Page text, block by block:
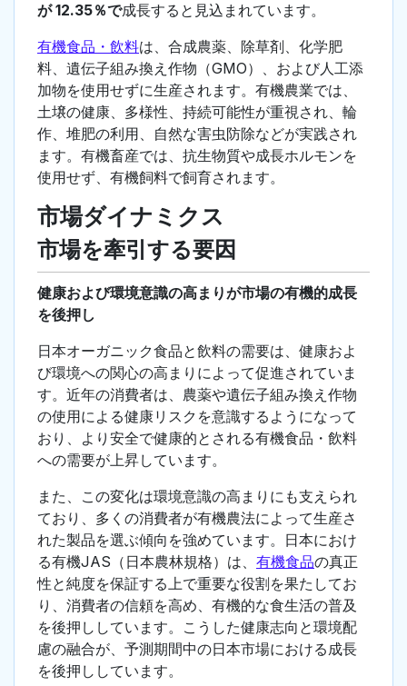
が 12.35％で成長すると見込まれています。
有機食品・飲料は、合成農薬、除草剤、化学肥
料、遺伝子組み換え作物（GMO）、および人工添
加物を使用せずに生産されます。有機農業では、
土壌の健康、多様性、持続可能性が重視され、輪
作、堆肥の利用、自然な害虫防除などが実践され
ます。有機畜産では、抗生物質や成長ホルモンを
使用せず、有機飼料で飼育されます。
市場ダイナミクス
市場を牽引する要因
健康および環境意識の高まりが市場の有機的成長
を後押し
日本オーガニック食品と飲料の需要は、健康およ
び環境への関心の高まりによって促進されていま
す。近年の消費者は、農薬や遺伝子組み換え作物
の使用による健康リスクを意識するようになって
おり、より安全で健康的とされる有機食品・飲料
への需要が上昇しています。
また、この変化は環境意識の高まりにも支えられ
ており、多くの消費者が有機農法によって生産さ
れた製品を選ぶ傾向を強めています。日本におけ
る有機JAS（日本農林規格）は、 有機食品の真正
性と純度を保証する上で重要な役割を果たしてお
り、消費者の信頼を高め、有機的な食生活の普及
を後押ししています。こうした健康志向と環境配
慮の融合が、予測期間中の日本市場における成長
を後押ししています。